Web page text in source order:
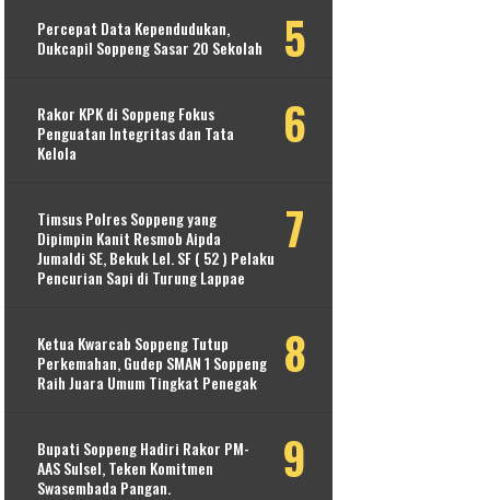
Percepat Data Kependudukan,
Dukcapil Soppeng Sasar 20 Sekolah
Rakor KPK di Soppeng Fokus
Penguatan Integritas dan Tata
Kelola
Timsus Polres Soppeng yang
Dipimpin Kanit Resmob Aipda
Jumaldi SE, Bekuk Lel. SF ( 52 ) Pelaku
Pencurian Sapi di Turung Lappae
Ketua Kwarcab Soppeng Tutup
Perkemahan, Gudep SMAN 1 Soppeng
Raih Juara Umum Tingkat Penegak
Bupati Soppeng Hadiri Rakor PM-
AAS Sulsel, Teken Komitmen
Swasembada Pangan.